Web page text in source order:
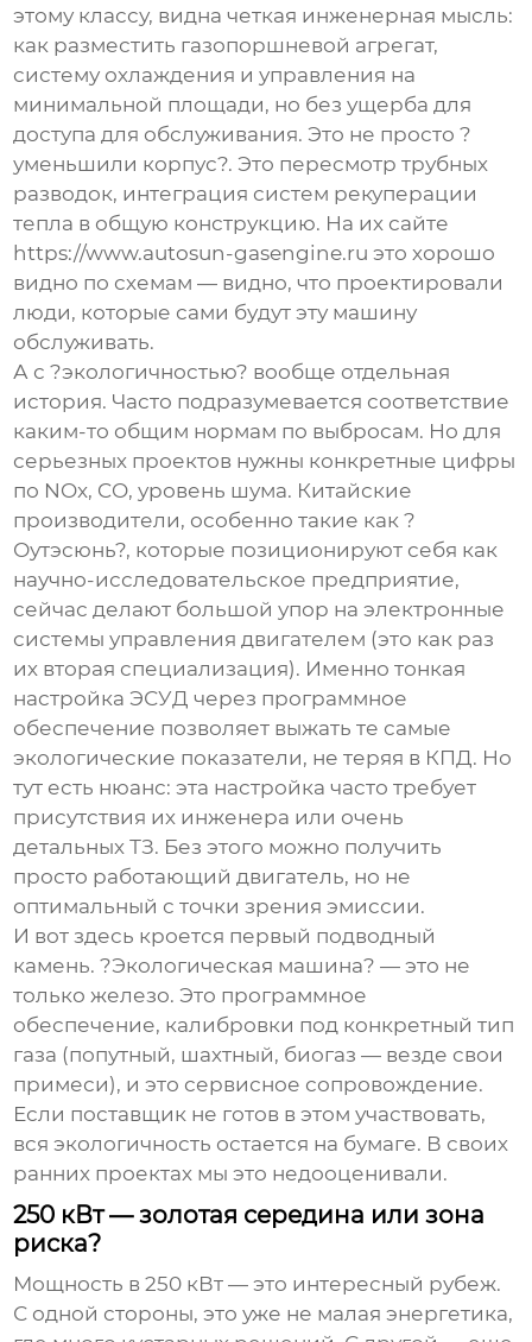
этому классу, видна четкая инженерная мысль:
как разместить газопоршневой агрегат,
систему охлаждения и управления на
минимальной площади, но без ущерба для
доступа для обслуживания. Это не просто ?
уменьшили корпус?. Это пересмотр трубных
разводок, интеграция систем рекуперации
тепла в общую конструкцию. На их сайте
https://www.autosun-gasengine.ru это хорошо
видно по схемам — видно, что проектировали
люди, которые сами будут эту машину
обслуживать.
А с ?экологичностью? вообще отдельная
история. Часто подразумевается соответствие
каким-то общим нормам по выбросам. Но для
серьезных проектов нужны конкретные цифры
по NOx, CO, уровень шума. Китайские
производители, особенно такие как ?
Оутэсюнь?, которые позиционируют себя как
научно-исследовательское предприятие,
сейчас делают большой упор на электронные
системы управления двигателем (это как раз
их вторая специализация). Именно тонкая
настройка ЭСУД через программное
обеспечение позволяет выжать те самые
экологические показатели, не теряя в КПД. Но
тут есть нюанс: эта настройка часто требует
присутствия их инженера или очень
детальных ТЗ. Без этого можно получить
просто работающий двигатель, но не
оптимальный с точки зрения эмиссии.
И вот здесь кроется первый подводный
камень. ?Экологическая машина? — это не
только железо. Это программное
обеспечение, калибровки под конкретный тип
газа (попутный, шахтный, биогаз — везде свои
примеси), и это сервисное сопровождение.
Если поставщик не готов в этом участвовать,
вся экологичность остается на бумаге. В своих
ранних проектах мы это недооценивали.
250 кВт — золотая середина или зона
риска?
Мощность в 250 кВт — это интересный рубеж.
С одной стороны, это уже не малая энергетика,